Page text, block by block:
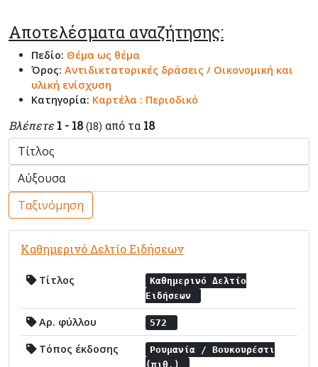
Αποτελέσματα αναζήτησης:
Πεδίο: Θέμα ως θέμα
Όρος: Αντιδικτατορικές δράσεις / Οικονομική και
υλική ενίσχυση
Κατηγορία: Καρτέλα : Περιοδικό
Βλέπετε 1 - 18 (18) από τα 18
Ταξινόμηση
Καθημερινό Δελτίο Ειδήσεων
Τίτλος
Καθημερινό Δελτίο
Ειδήσεων
Αρ. φύλλου 572
Τόπος έκδοσης
Ρουμανία / Βουκουρέστι
(πιθ.)